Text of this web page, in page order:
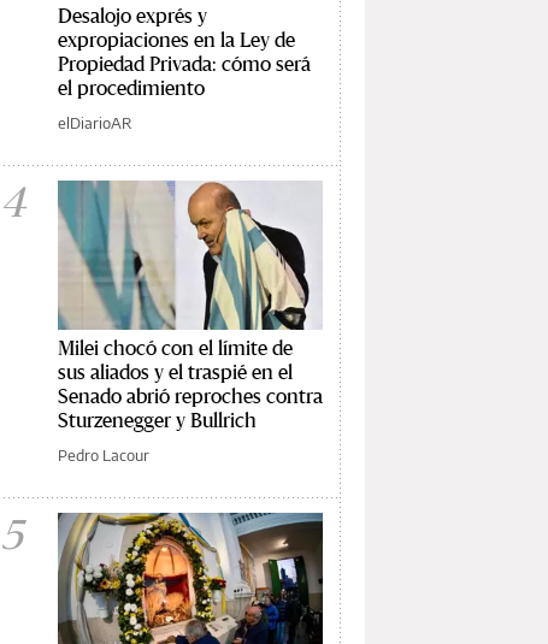
Desalojo exprés y
expropiaciones en la Ley de
Propiedad Privada: cómo será
el procedimiento
elDiarioAR
4
Milei chocó con el límite de
sus aliados y el traspié en el
Senado abrió reproches contra
Sturzenegger y Bullrich
Pedro Lacour
5